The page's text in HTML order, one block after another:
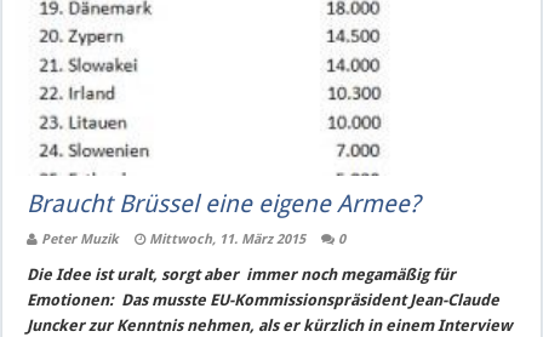
Braucht Brüssel eine eigene Armee?
Peter Muzik Mittwoch, 11. März 2015 0
Die Idee ist uralt, sorgt aber immer noch megamäßig für
Emotionen: Das musste EU-Kommissionspräsident Jean-Claude
Juncker zur Kenntnis nehmen, als er kürzlich in einem Interview